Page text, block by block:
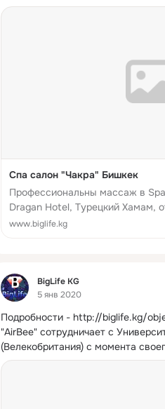
Спа салон "Чакра" Бишкек
Профессиональны массаж в
Dragan Hotel, Турецкий Хамам,
описание, адрес, карта проезда,
www.biglife.kg
Фид
BigLife KG
5 янв 2020
Подробности - http://biglife.kg/
"AirBee" сотрудничает с
(Велекобритания) с момента